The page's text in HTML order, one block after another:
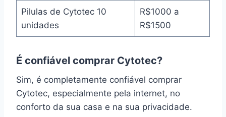
Pilulas de Cytotec 10
unidades
R$1000 a
R$1500
É confiável comprar Cytotec?
Sim, é completamente confiável comprar
Cytotec, especialmente pela internet, no
conforto da sua casa e na sua privacidade.